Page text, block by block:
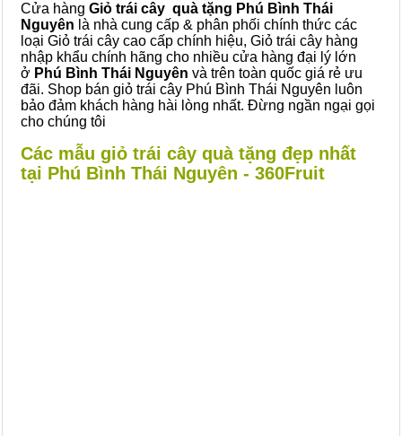
Cửa hàng Giỏ trái cây quà tặng Phú Bình Thái
Nguyên là nhà cung cấp & phân phối chính thức các
loại Giỏ trái cây cao cấp chính hiệu, Giỏ trái cây hàng
nhập khẩu chính hãng cho nhiều cửa hàng đại lý lớn
ở Phú Bình Thái Nguyên và trên toàn quốc giá rẻ ưu
đãi. Shop bán giỏ trái cây Phú Bình Thái Nguyên luôn
bảo đảm khách hàng hài lòng nhất. Đừng ngần ngại gọi
cho chúng tôi
Các mẫu giỏ trái cây quà tặng đẹp nhất
tại Phú Bình Thái Nguyên - 360Fruit